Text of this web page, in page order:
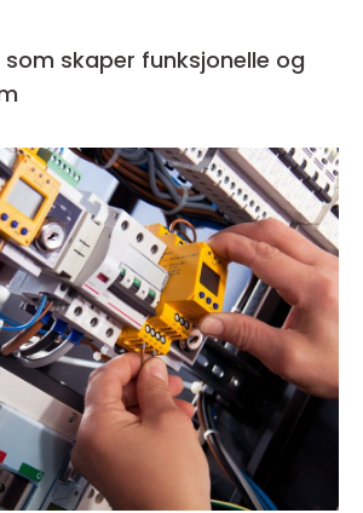
som skaper funksjonelle og